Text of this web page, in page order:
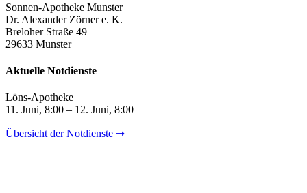
Sonnen-Apotheke Munster
Dr. Alexander Zörner e. K.
Breloher Straße 49
29633 Munster
Aktuelle Notdienste
Löns-Apotheke
11. Juni, 8:00 – 12. Juni, 8:00
Übersicht der Notdienste ➞